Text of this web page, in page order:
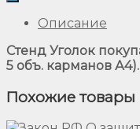
Описание
Стенд Уголок
5 объ. карманов А4).
Похожие товары